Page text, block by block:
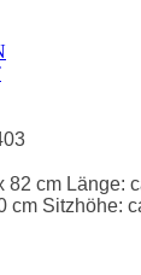
82 cm Länge:
cm Sitzhöhe: